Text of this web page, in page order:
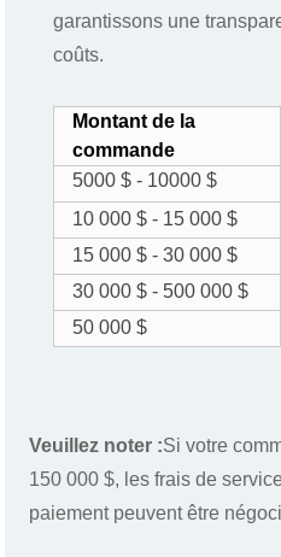
garantissons une
coûts.
Montant de la
commande
5000 $ - 10000 $
10 000 $ - 15 000 $
15 000 $ - 30 000 $
30 000 $ - 500 000 $
50 000 $
Veuillez noter :Si votre
150 000 $, les frais de
paiement peuvent être